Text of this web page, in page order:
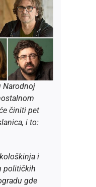
Narodnoj
činiti pet
i to:
i
političkih
gde